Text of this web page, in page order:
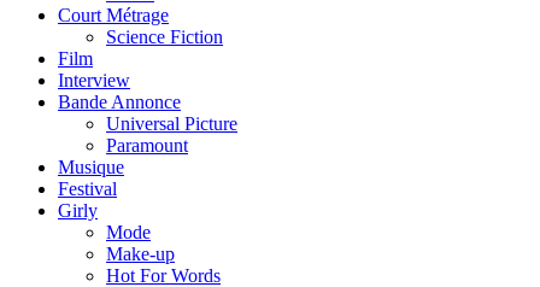
Court Métrage
Science Fiction
Film
Interview
Bande Annonce
Universal Picture
Paramount
Musique
Festival
Girly
Mode
Make-up
Hot For Words